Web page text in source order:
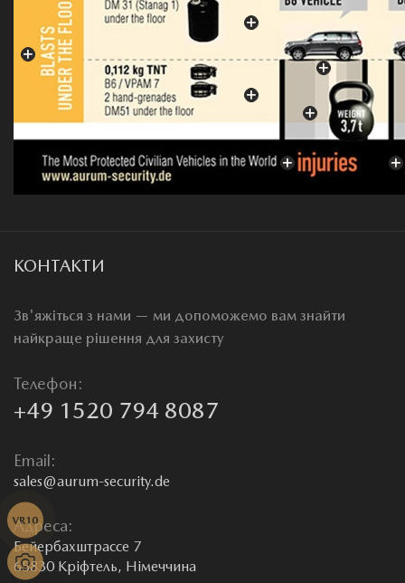
КОНТАКТИ
Зв'яжіться з нами — ми допоможемо вам знайти
найкраще рішення для захисту
Телефон:
+49 1520 794 8087
Email:
sales@aurum-security.de
Адреса:
Бейербахштрассе 7
65830 Кріфтель, Німеччина